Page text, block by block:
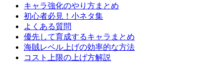
キャラ強化のやり方まとめ
初心者必見！小ネタ集
よくある質問
優先して育成するキャラまとめ
海賊レベル上げの効率的な方法
コスト上限の上げ方解説